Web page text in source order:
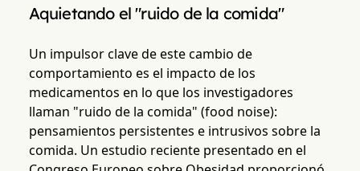
Aquietando el "ruido de la comida"
Un impulsor clave de este cambio de
comportamiento es el impacto de los
medicamentos en lo que los investigadores
llaman "ruido de la comida" (food noise):
pensamientos persistentes e intrusivos sobre la
comida. Un estudio reciente presentado en el